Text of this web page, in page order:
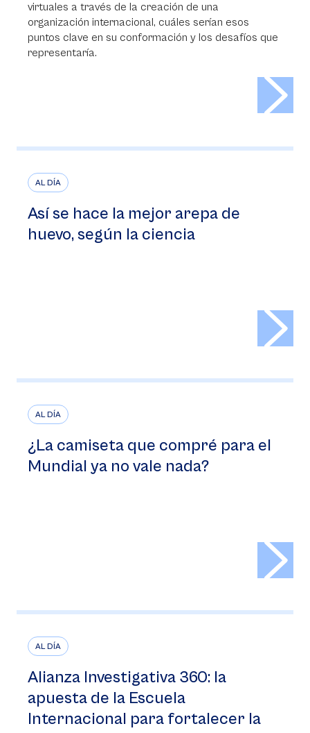
virtuales a través de la creación de una
organización internacional, cuáles serían esos
puntos clave en su conformación y los desafíos que
representaría.
AL DÍA
Así se hace la mejor arepa de
huevo, según la ciencia
AL DÍA
¿La camiseta que compré para el
Mundial ya no vale nada?
AL DÍA
Alianza Investigativa 360: la
apuesta de la Escuela
Internacional para fortalecer la